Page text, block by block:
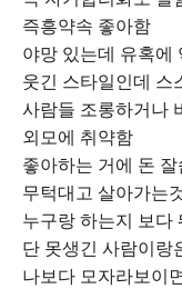
즉흥약속 좋아함
야망 있는데 유혹에
웃긴 스타일인데 스
사람들 조롱하거나
외모에 취약함
좋아하는 거에 돈 잘
무턱대고 살아가는
누구랑 하는지 보다
단 못생긴 사람이랑
나보다 모자라보이